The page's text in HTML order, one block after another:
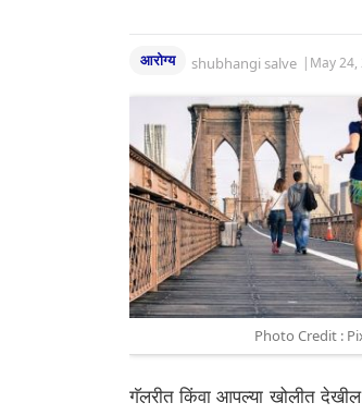
आरोग्य shubhangi salve | May 24,
Photo Credit :
गॅलरीत किंवा आपल्या खोलीत